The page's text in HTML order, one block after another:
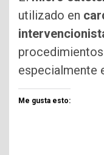
utilizado en
especialmente
Me gusta esto: